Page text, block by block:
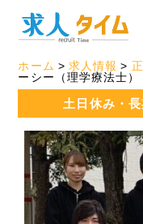
ホーム 求人情報
ーシー（理学療法士）
土日休み・